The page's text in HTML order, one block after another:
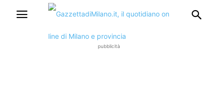
pubblicità